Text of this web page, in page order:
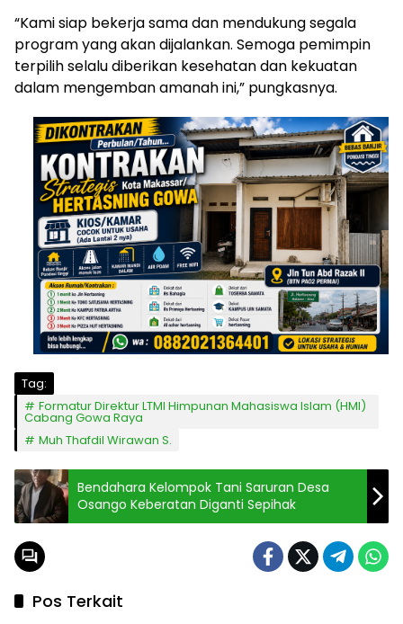
“Kami siap bekerja sama dan mendukung segala
program yang akan dijalankan. Semoga pemimpin
terpilih selalu diberikan kesehatan dan kekuatan
dalam mengemban amanah ini,” pungkasnya.
Tag:
Formatur Direktur LTMI Himpunan Mahasiswa Islam (HMI)
Cabang Gowa Raya
Muh Thafdil Wirawan S.
Bendahara Kelompok Tani Saruran Desa
Osango Keberatan Diganti Sepihak
Pos Terkait